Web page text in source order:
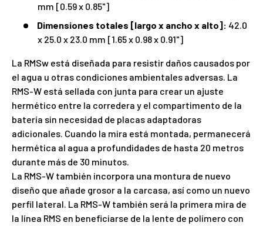
mm [0.59 x 0.85"]
Dimensiones totales [largo x ancho x alto]: 42.0
x 25.0 x 23.0 mm [1.65 x 0.98 x 0.91"]
La RMSw está diseñada para resistir daños causados por
el agua u otras condiciones ambientales adversas. La
RMS-W está sellada con junta para crear un ajuste
hermético entre la corredera y el compartimento de la
batería sin necesidad de placas adaptadoras
adicionales. Cuando la mira está montada, permanecerá
hermética al agua a profundidades de hasta 20 metros
durante más de 30 minutos.
La RMS-W también incorpora una montura de nuevo
diseño que añade grosor a la carcasa, así como un nuevo
perfil lateral. La RMS-W también será la primera mira de
la línea RMS en beneficiarse de la lente de polímero con